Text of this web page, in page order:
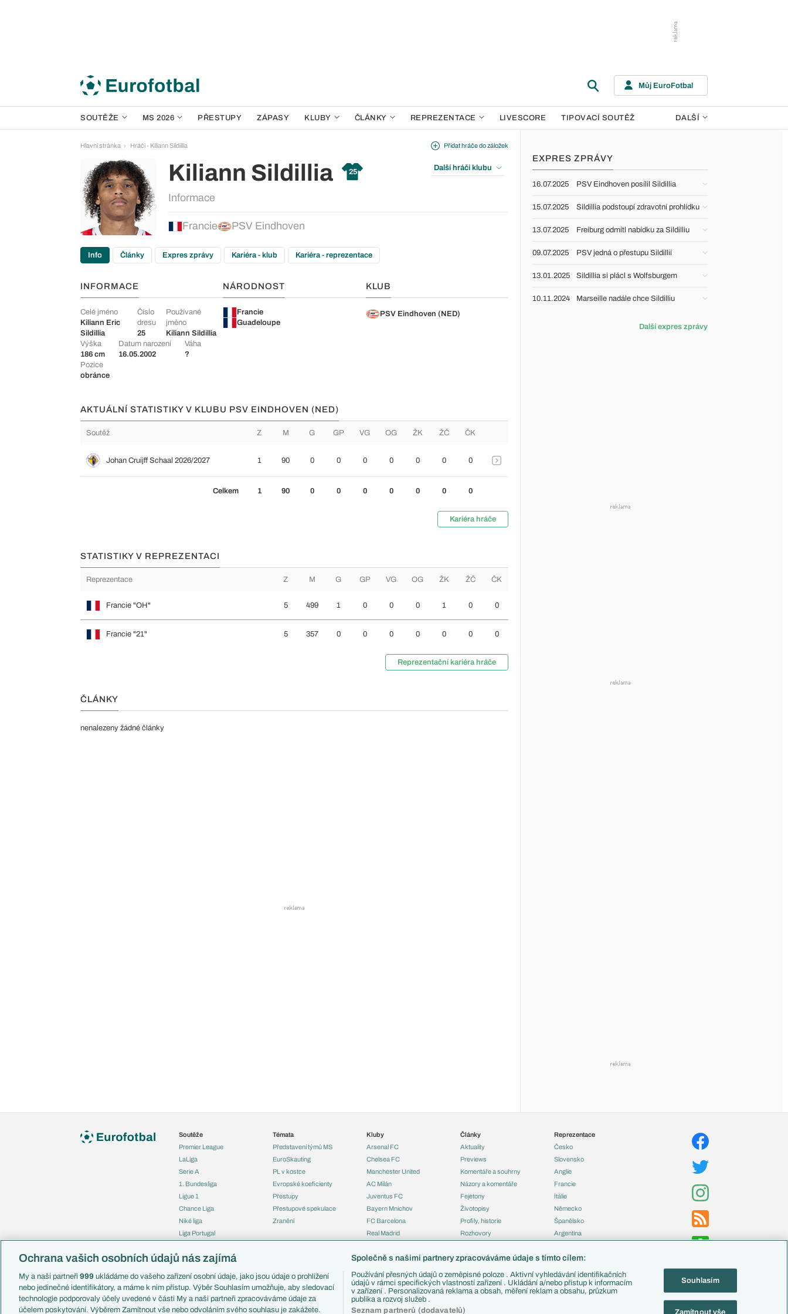
Můj EuroFotbal
SOUTĚŽE MS 2026 PŘESTUPY ZÁPASY KLUBY ČLÁNKY REPREZENTACE LIVESCORE TIPOVACÍ SOUTĚŽ DALŠÍ
Hlavní stránka Hráči - Kiliann Sildillia
Kiliann Sildillia 25
Informace
Francie PSV Eindhoven
Přidat hráče do záložek
Další hráči klubu
Info Články Expres zprávy Kariéra - klub Kariéra - reprezentace
INFORMACE
Celé jméno
Kiliann Eric
Sildillia
Číslo
dresu
25
Používané
jméno
Kiliann Sildillia
Výška
186 cm
Datum narození
16.05.2002
Váha
?
Pozice
obránce
NÁRODNOST
Francie
Guadeloupe
KLUB
PSV Eindhoven (NED)
AKTUÁLNÍ STATISTIKY V KLUBU PSV EINDHOVEN (NED)
Soutěž Z M G GP VG OG ŽK ŽČ ČK
Johan Cruijff Schaal 2026/2027 1 90 0 0 0 0 0 0 0
Celkem 1 90 0 0 0 0 0 0 0
Kariéra hráče
STATISTIKY V REPREZENTACI
Reprezentace Z M G GP VG OG ŽK ŽČ ČK
Francie "OH" 5 499 1 0 0 0 1 0 0
Francie "21" 5 357 0 0 0 0 0 0 0
Reprezentační kariéra hráče
ČLÁNKY
nenalezeny žádné články
EXPRES ZPRÁVY
16.07.2025 PSV Eindhoven posílil Sildillia
15.07.2025 Sildillia podstoupí zdravotní prohlídku
13.07.2025 Freiburg odmítl nabídku za Sildilliu
09.07.2025 PSV jedná o přestupu Sildillii
13.01.2025 Sildillia si plácl s Wolfsburgem
10.11.2024 Marseille nadále chce Sildilliu
Další expres zprávy
Soutěže
Premier League
LaLiga
Serie A
1. Bundesliga
Ligue 1
Chance Liga
Niké liga
Liga Portugal
Liga mistrů
Mistrovství světa
Liga národů
Témata
Představení týmů MS
EuroSkauting
PL v kostce
Evropské koeficienty
Přestupy
Přestupové spekulace
Zranění
Kluby
Arsenal FC
Chelsea FC
Manchester United
AC Milán
Juventus FC
Bayern Mnichov
FC Barcelona
Real Madrid
Články
Aktuality
Previews
Komentáře a souhrny
Názory a komentáře
Fejetony
Životopisy
Profily, historie
Rozhovory
Reprezentace
Česko
Slovensko
Anglie
Francie
Itálie
Německo
Španělsko
Argentina
Zápasy
Livescore
Ochrana vašich osobních údajů nás zajímá
My a naši partneři 999 ukládáme do vašeho zařízení osobní údaje, jako jsou údaje o prohlížení
nebo jedinečné identifikátory, a máme k nim přístup. Výběr Souhlasím umožňuje, aby sledovací
technologie podporovaly účely uvedené v části My a naši partneři zpracováváme údaje za
účelem poskytování. Výběrem Zamítnout vše nebo odvoláním svého souhlasu je zakážete.
Společně s našimi partnery zpracováváme údaje s tímto cílem:
Používání přesných údajů o zeměpisné poloze . Aktivní vyhledávání identifikačních
údajů v rámci specifických vlastností zařízení . Ukládání a/nebo přístup k informacím
v zařízení . Personalizovaná reklama a obsah, měření reklam a obsahu, průzkum
publika a rozvoj služeb .
Seznam partnerů (dodavatelů)
Souhlasím
Zamítnout vše